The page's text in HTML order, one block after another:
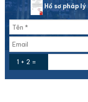
Hồ sơ pháp lý
1 + 2 =